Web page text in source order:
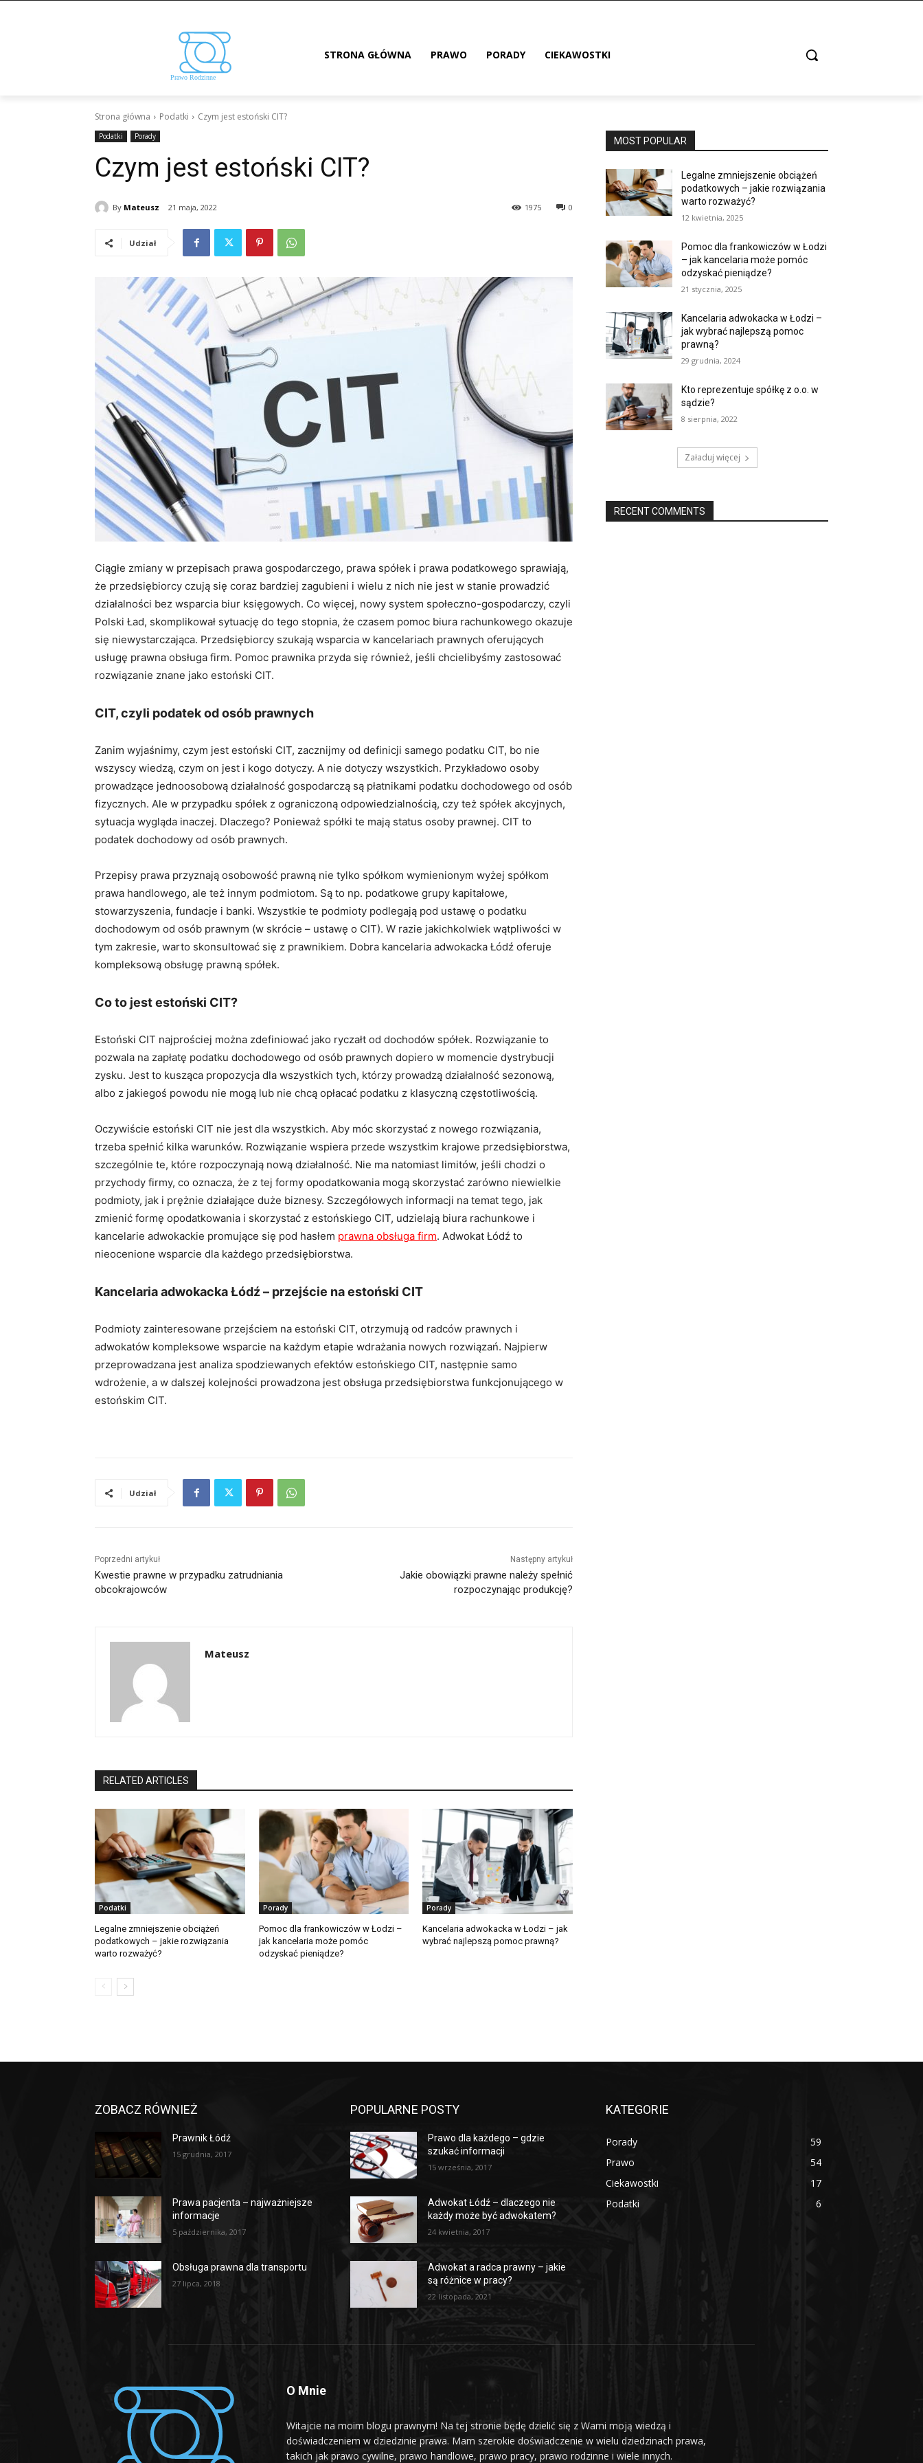
STRONA GŁÓWNA PRAWO PORADY CIEKAWOSTKI
Strona główna Podatki Czym jest estoński CIT?
Podatki Porady
Czym jest estoński CIT?
By Mateusz 21 maja, 2022 0
1975
Udział
Ciągłe zmiany w przepisach prawa gospodarczego, prawa spółek i prawa podatkowego sprawiają,
że przedsiębiorcy czują się coraz bardziej zagubieni i wielu z nich nie jest w stanie prowadzić
działalności bez wsparcia biur księgowych. Co więcej, nowy system społeczno-gospodarczy, czyli
Polski Ład, skomplikował sytuację do tego stopnia, że czasem pomoc biura rachunkowego okazuje
się niewystarczająca. Przedsiębiorcy szukają wsparcia w kancelariach prawnych oferujących
usługę prawna obsługa firm. Pomoc prawnika przyda się również, jeśli chcielibyśmy zastosować
rozwiązanie znane jako estoński CIT.
CIT, czyli podatek od osób prawnych
Zanim wyjaśnimy, czym jest estoński CIT, zacznijmy od definicji samego podatku CIT, bo nie
wszyscy wiedzą, czym on jest i kogo dotyczy. A nie dotyczy wszystkich. Przykładowo osoby
prowadzące jednoosobową działalność gospodarczą są płatnikami podatku dochodowego od osób
fizycznych. Ale w przypadku spółek z ograniczoną odpowiedzialnością, czy też spółek akcyjnych,
sytuacja wygląda inaczej. Dlaczego? Ponieważ spółki te mają status osoby prawnej. CIT to
podatek dochodowy od osób prawnych.
Przepisy prawa przyznają osobowość prawną nie tylko spółkom wymienionym wyżej spółkom
prawa handlowego, ale też innym podmiotom. Są to np. podatkowe grupy kapitałowe,
stowarzyszenia, fundacje i banki. Wszystkie te podmioty podlegają pod ustawę o podatku
dochodowym od osób prawnym (w skrócie – ustawę o CIT). W razie jakichkolwiek wątpliwości w
tym zakresie, warto skonsultować się z prawnikiem. Dobra kancelaria adwokacka Łódź oferuje
kompleksową obsługę prawną spółek.
Co to jest estoński CIT?
Estoński CIT najprościej można zdefiniować jako ryczałt od dochodów spółek. Rozwiązanie to
pozwala na zapłatę podatku dochodowego od osób prawnych dopiero w momencie dystrybucji
zysku. Jest to kusząca propozycja dla wszystkich tych, którzy prowadzą działalność sezonową,
albo z jakiegoś powodu nie mogą lub nie chcą opłacać podatku z klasyczną częstotliwością.
Oczywiście estoński CIT nie jest dla wszystkich. Aby móc skorzystać z nowego rozwiązania,
trzeba spełnić kilka warunków. Rozwiązanie wspiera przede wszystkim krajowe przedsiębiorstwa,
szczególnie te, które rozpoczynają nową działalność. Nie ma natomiast limitów, jeśli chodzi o
przychody firmy, co oznacza, że z tej formy opodatkowania mogą skorzystać zarówno niewielkie
podmioty, jak i prężnie działające duże biznesy. Szczegółowych informacji na temat tego, jak
zmienić formę opodatkowania i skorzystać z estońskiego CIT, udzielają biura rachunkowe i
kancelarie adwokackie promujące się pod hasłem prawna obsługa firm. Adwokat Łódź to
nieocenione wsparcie dla każdego przedsiębiorstwa.
Kancelaria adwokacka Łódź – przejście na estoński CIT
Podmioty zainteresowane przejściem na estoński CIT, otrzymują od radców prawnych i
adwokatów kompleksowe wsparcie na każdym etapie wdrażania nowych rozwiązań. Najpierw
przeprowadzana jest analiza spodziewanych efektów estońskiego CIT, następnie samo
wdrożenie, a w dalszej kolejności prowadzona jest obsługa przedsiębiorstwa funkcjonującego w
estońskim CIT.
Udział
Poprzedni artykuł
Kwestie prawne w przypadku zatrudniania
obcokrajowców
Następny artykuł
Jakie obowiązki prawne należy spełnić
rozpoczynając produkcję?
Mateusz
RELATED ARTICLES
Podatki
Legalne zmniejszenie obciążeń
podatkowych – jakie rozwiązania
warto rozważyć?
Porady
Pomoc dla frankowiczów w Łodzi –
jak kancelaria może pomóc
odzyskać pieniądze?
Porady
Kancelaria adwokacka w Łodzi – jak
wybrać najlepszą pomoc prawną?
MOST POPULAR
Legalne zmniejszenie obciążeń
podatkowych – jakie rozwiązania
warto rozważyć?
12 kwietnia, 2025
Pomoc dla frankowiczów w Łodzi
– jak kancelaria może pomóc
odzyskać pieniądze?
21 stycznia, 2025
Kancelaria adwokacka w Łodzi –
jak wybrać najlepszą pomoc
prawną?
29 grudnia, 2024
Kto reprezentuje spółkę z o.o. w
sądzie?
8 sierpnia, 2022
Załaduj więcej
RECENT COMMENTS
ZOBACZ RÓWNIEŻ
Prawnik Łódź
15 grudnia, 2017
Prawa pacjenta – najważniejsze
informacje
5 października, 2017
Obsługa prawna dla transportu
27 lipca, 2018
POPULARNE POSTY
Prawo dla każdego – gdzie
szukać informacji
15 września, 2017
Adwokat Łódź – dlaczego nie
każdy może być adwokatem?
24 kwietnia, 2017
Adwokat a radca prawny – jakie
są różnice w pracy?
22 listopada, 2021
KATEGORIE
Porady
59
Prawo
54
Ciekawostki
17
Podatki
6
O Mnie
Witajcie na moim blogu prawnym! Na tej stronie będę dzielić się z Wami moją wiedzą i
doświadczeniem w dziedzinie prawa. Mam szerokie doświadczenie w wielu dziedzinach prawa,
takich jak prawo cywilne, prawo handlowe, prawo pracy, prawo rodzinne i wiele innych.